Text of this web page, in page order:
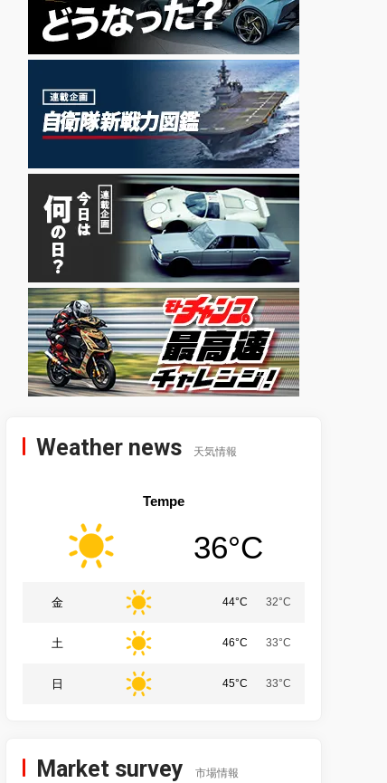
Weather news 天気情報
Tempe
36°C
金 44°C 32°C
土 46°C 33°C
日 45°C 33°C
Market survey 市場情報